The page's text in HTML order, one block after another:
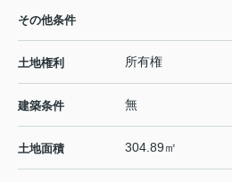
その他条件
土地権利 所有権
建築条件 無
土地面積 304.89㎡